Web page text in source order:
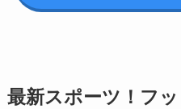
最新スポーツ！フ